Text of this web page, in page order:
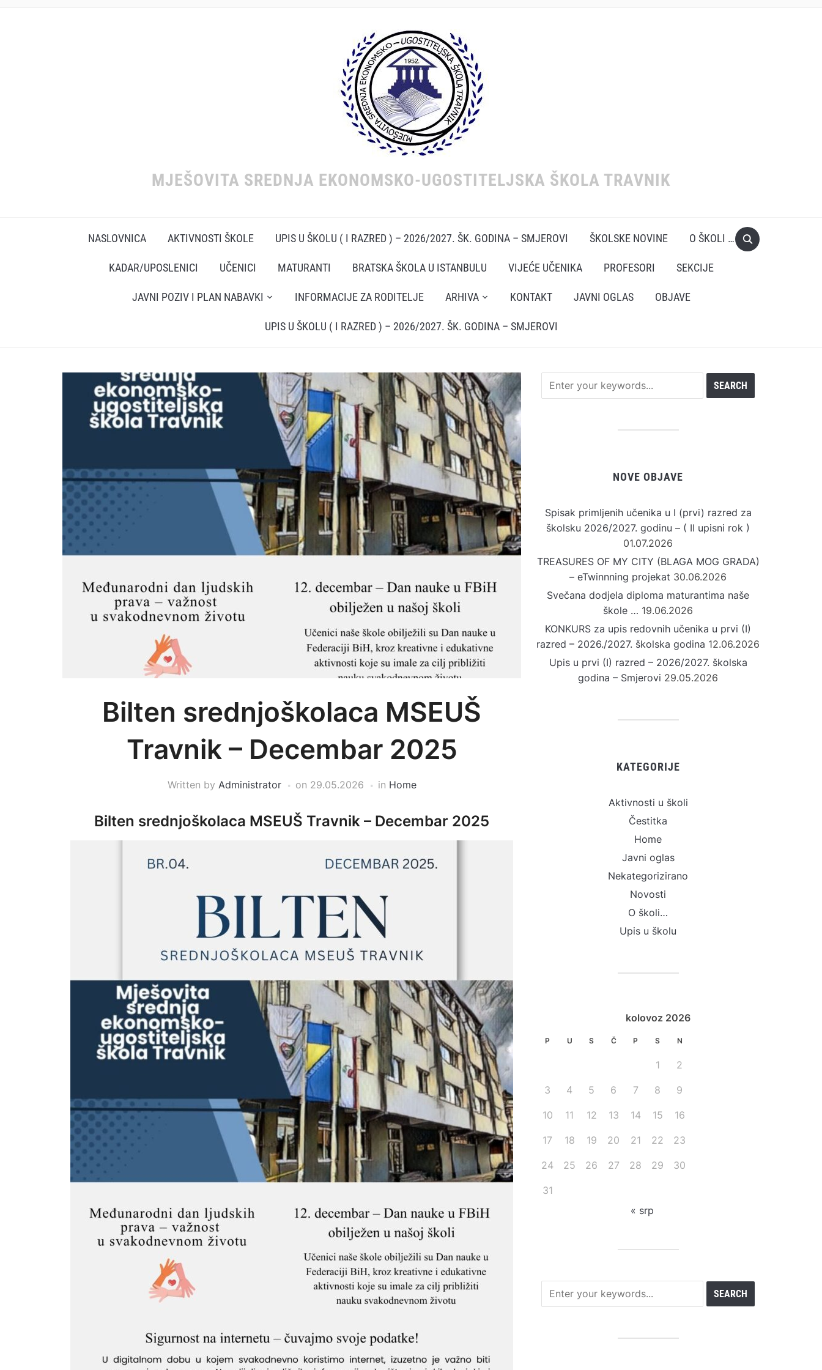
MJEŠOVITA SREDNJA EKONOMSKO-UGOSTITELJSKA ŠKOLA TRAVNIK
NASLOVNICA AKTIVNOSTI ŠKOLE UPIS U ŠKOLU ( I RAZRED ) – 2026/2027. ŠK. GODINA – SMJEROVI ŠKOLSKE NOVINE O ŠKOLI …
KADAR/UPOSLENICI UČENICI MATURANTI BRATSKA ŠKOLA U ISTANBULU VIJEĆE UČENIKA PROFESORI SEKCIJE
JAVNI POZIV I PLAN NABAVKI INFORMACIJE ZA RODITELJE ARHIVA KONTAKT JAVNI OGLAS OBJAVE
UPIS U ŠKOLU ( I RAZRED ) – 2026/2027. ŠK. GODINA – SMJEROVI
Bilten srednjoškolaca MSEUŠ
Travnik – Decembar 2025
Written by Administrator on 29.05.2026 in Home
Bilten srednjoškolaca MSEUŠ Travnik – Decembar 2025
NOVE OBJAVE
Spisak primljenih učenika u I (prvi) razred za
školsku 2026/2027. godinu – ( II upisni rok )
01.07.2026
TREASURES OF MY CITY (BLAGA MOG GRADA)
– eTwinnning projekat 30.06.2026
Svečana dodjela diploma maturantima naše
škole … 19.06.2026
KONKURS za upis redovnih učenika u prvi (I)
razred – 2026./2027. školska godina 12.06.2026
Upis u prvi (I) razred – 2026/2027. školska
godina – Smjerovi 29.05.2026
KATEGORIJE
Aktivnosti u školi
Čestitka
Home
Javni oglas
Nekategorizirano
Novosti
O školi…
Upis u školu
kolovoz 2026
P U S Č P S N
1 2
3 4 5 6 7 8 9
10 11 12 13 14 15 16
17 18 19 20 21 22 23
24 25 26 27 28 29 30
31
« srp